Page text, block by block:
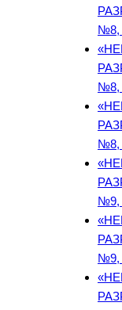
№8,
№8,
№8,
№9,
№9,